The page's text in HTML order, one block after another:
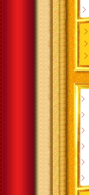
ꁕ
ꁕ
ꁕ
ꁕ
ꁕ
ꁕ
ꁕ
ꁕ
ꁕ
ꁕ